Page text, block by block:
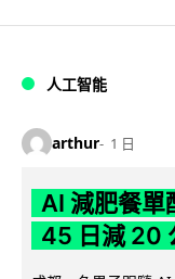
人工智能
arthur 1 日
AI 減肥餐
45 日減 20